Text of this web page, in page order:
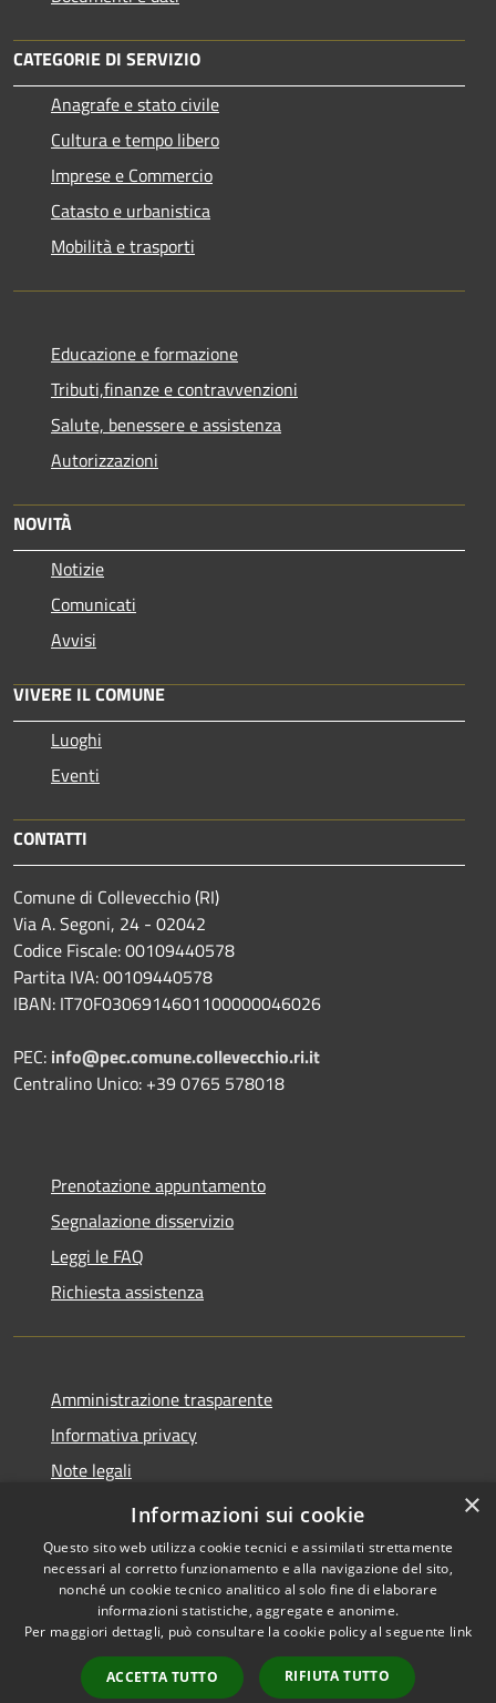
CATEGORIE DI SERVIZIO
Anagrafe e stato civile
Cultura e tempo libero
Imprese e Commercio
Catasto e urbanistica
Mobilità e trasporti
Educazione e formazione
Tributi,finanze e contravvenzioni
Salute, benessere e assistenza
Autorizzazioni
NOVITÀ
Notizie
Comunicati
Avvisi
VIVERE IL COMUNE
Luoghi
Eventi
CONTATTI
Comune di Collevecchio (RI)
Via A. Segoni, 24 - 02042
Codice Fiscale: 00109440578
Partita IVA: 00109440578
IBAN: IT70F0306914601100000046026
PEC: info@pec.comune.collevecchio.ri.it
Centralino Unico: +39 0765 578018
Prenotazione appuntamento
Segnalazione disservizio
Leggi le FAQ
Richiesta assistenza
Amministrazione trasparente
Informativa privacy
Note legali
Dichiarazione di accessibilità
Accessibilità
Copyright © 2026 • Comune di
Collevecchio • Powered by
Municipium•
Accesso
×
Informazioni sui cookie
Questo sito web utilizza cookie tecnici e assimilati strettamente
necessari al corretto funzionamento e alla navigazione del sito,
nonché un cookie tecnico analitico al solo fine di elaborare
informazioni statistiche, aggregate e anonime.
Per maggiori dettagli, può consultare la cookie policy al seguente link
ACCETTA TUTTO RIFIUTA TUTTO